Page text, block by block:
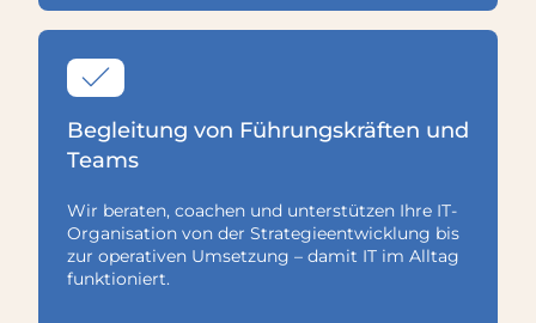
Begleitung von Führungskräften und
Teams
Wir beraten, coachen und unterstützen Ihre IT-
Organisation von der Strategieentwicklung bis
zur operativen Umsetzung – damit IT im Alltag
funktioniert.